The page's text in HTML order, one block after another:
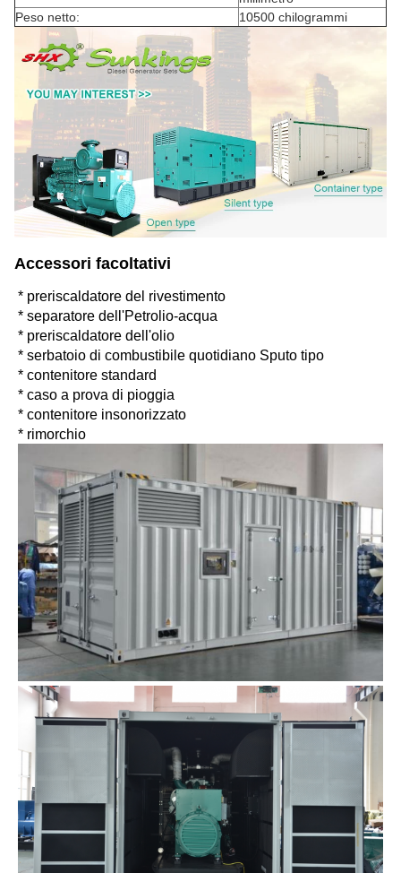
Peso netto:
10500 chilogrammi
Accessori facoltativi
* preriscaldatore del rivestimento
* separatore dell'Petrolio-acqua
* preriscaldatore dell'olio
* serbatoio di combustibile quotidiano Sputo tipo
* contenitore standard
* caso a prova di pioggia
* contenitore insonorizzato
* rimorchio